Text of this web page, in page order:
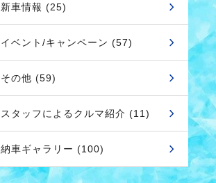
新車情報 (25)
イベント/キャンペーン (57)
その他 (59)
スタッフによるクルマ紹介 (11)
納車ギャラリー (100)